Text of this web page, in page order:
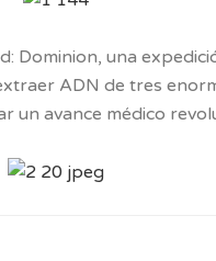
Dominion, una
ADN de tres
un avance médico